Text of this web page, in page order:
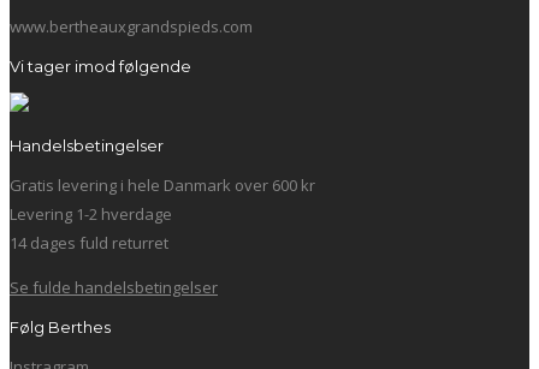
www.bertheauxgrandspieds.com
Vi tager imod følgende
Handelsbetingelser
Gratis levering i hele Danmark over 600 kr
Levering 1-2 hverdage
14 dages fuld returret
Se fulde handelsbetingelser
Følg Berthes